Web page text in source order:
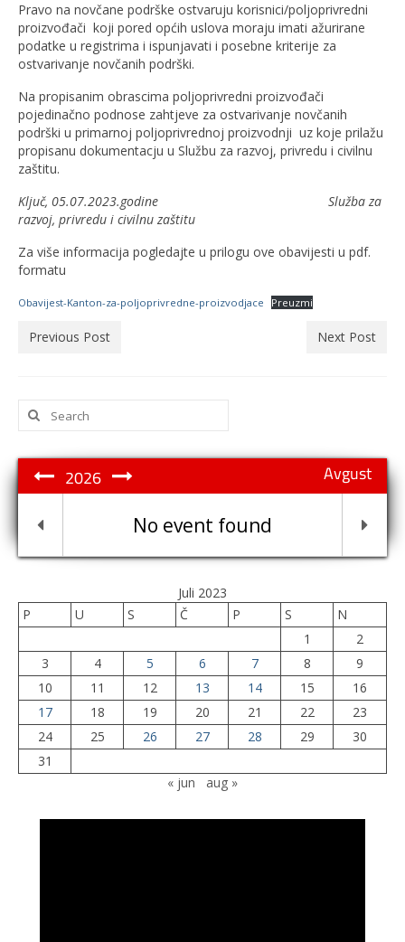
Pravo na novčane podrške ostvaruju korisnici/poljoprivredni
proizvođači koji pored općih uslova moraju imati ažurirane
podatke u registrima i ispunjavati i posebne kriterije za
ostvarivanje novčanih podrški.
Na propisanim obrascima poljoprivredni proizvođači
pojedinačno podnose zahtjeve za ostvarivanje novčanih
podrški u primarnoj poljoprivrednoj proizvodnji uz koje prilažu
propisanu dokumentacju u Službu za razvoj, privredu i civilnu
zaštitu.
Ključ, 05.07.2023.godine
Služba za
razvoj, privredu i civilnu zaštitu
Za više informacija pogledajte u prilogu ove obavijesti u pdf.
formatu
Obavijest-Kanton-za-poljoprivredne-proizvodjace Preuzmi
Previous Post Next Post
Search
for:
Avgust
2026
No event found
Juli 2023
P
U S Č P S
N
1
2
3
4 5 6 7 8
9
10
11 12 13 14 15
16
17
18 19 20 21 22
23
24
25 26 27 28 29
30
31
« jun
aug »